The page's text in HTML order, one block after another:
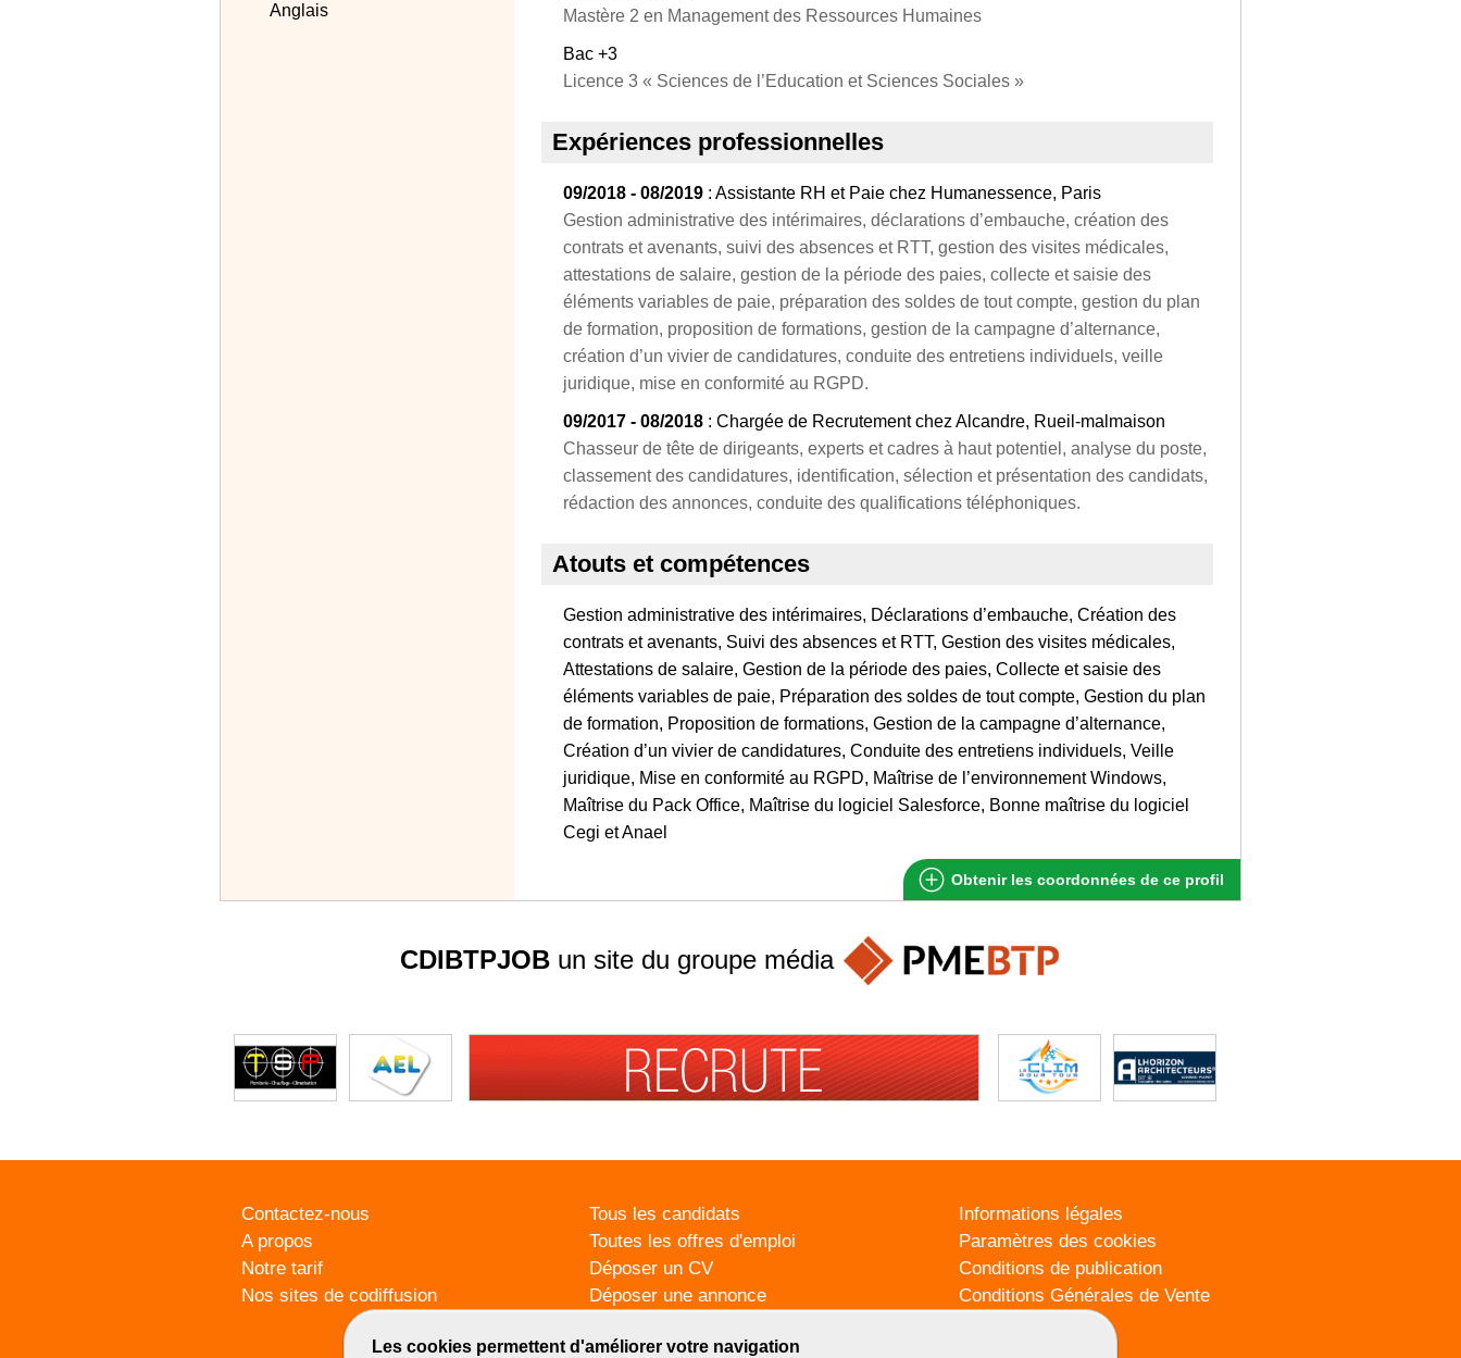
Anglais
Mastère 2 en Management des Ressources Humaines
Bac +3
Licence 3 « Sciences de l’Education et Sciences Sociales »
Expériences professionnelles
09/2018 - 08/2019 : Assistante RH et Paie chez Humanessence, Paris
Gestion administrative des intérimaires, déclarations d’embauche, création des
contrats et avenants, suivi des absences et RTT, gestion des visites médicales,
attestations de salaire, gestion de la période des paies, collecte et saisie des
éléments variables de paie, préparation des soldes de tout compte, gestion du plan
de formation, proposition de formations, gestion de la campagne d’alternance,
création d’un vivier de candidatures, conduite des entretiens individuels, veille
juridique, mise en conformité au RGPD.
09/2017 - 08/2018 : Chargée de Recrutement chez Alcandre, Rueil-malmaison
Chasseur de tête de dirigeants, experts et cadres à haut potentiel, analyse du poste,
classement des candidatures, identification, sélection et présentation des candidats,
rédaction des annonces, conduite des qualifications téléphoniques.
Atouts et compétences
Gestion administrative des intérimaires, Déclarations d’embauche, Création des
contrats et avenants, Suivi des absences et RTT, Gestion des visites médicales,
Attestations de salaire, Gestion de la période des paies, Collecte et saisie des
éléments variables de paie, Préparation des soldes de tout compte, Gestion du plan
de formation, Proposition de formations, Gestion de la campagne d’alternance,
Création d’un vivier de candidatures, Conduite des entretiens individuels, Veille
juridique, Mise en conformité au RGPD, Maîtrise de l’environnement Windows,
Maîtrise du Pack Office, Maîtrise du logiciel Salesforce, Bonne maîtrise du logiciel
Cegi et Anael
Obtenir les coordonnées de ce profil
Les cookies permettent d'améliorer votre navigation
CDIBTPJOBun site du groupe média
Contactez-nous
A propos
Notre tarif
Nos sites de codiffusion
Tous les candidats
Toutes les offres d'emploi
Déposer un CV
Déposer une annonce
Informations légales
Paramètres des cookies
Conditions de publication
Conditions Générales de Vente